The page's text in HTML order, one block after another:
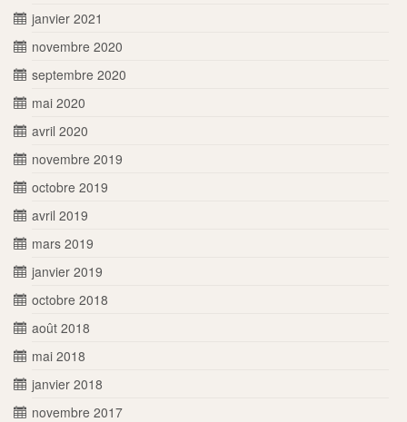
janvier 2021
novembre 2020
septembre 2020
mai 2020
avril 2020
novembre 2019
octobre 2019
avril 2019
mars 2019
janvier 2019
octobre 2018
août 2018
mai 2018
janvier 2018
novembre 2017